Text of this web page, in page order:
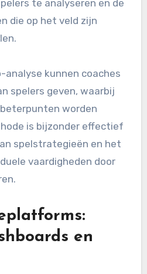
is essentieel voor het
Deze technologie
beelden te bekijken,
te analyseren en de
die op het veld zijn
kunnen coaches
worden
is bijzonder effectief
spelstrategieën en het
vaardigheden door